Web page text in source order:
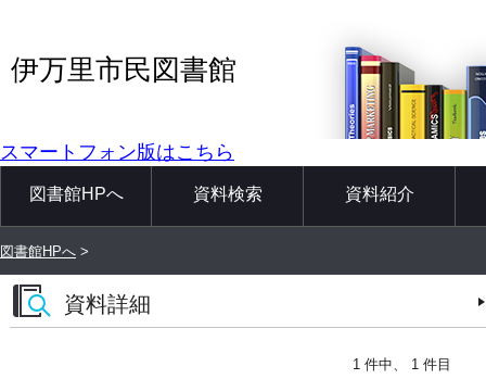
伊万里市民図書館
スマートフォン版はこちら
図書館HPへ 資料検索 資料紹介
図書館HPへ >
資料詳細
1 件中、 1 件目